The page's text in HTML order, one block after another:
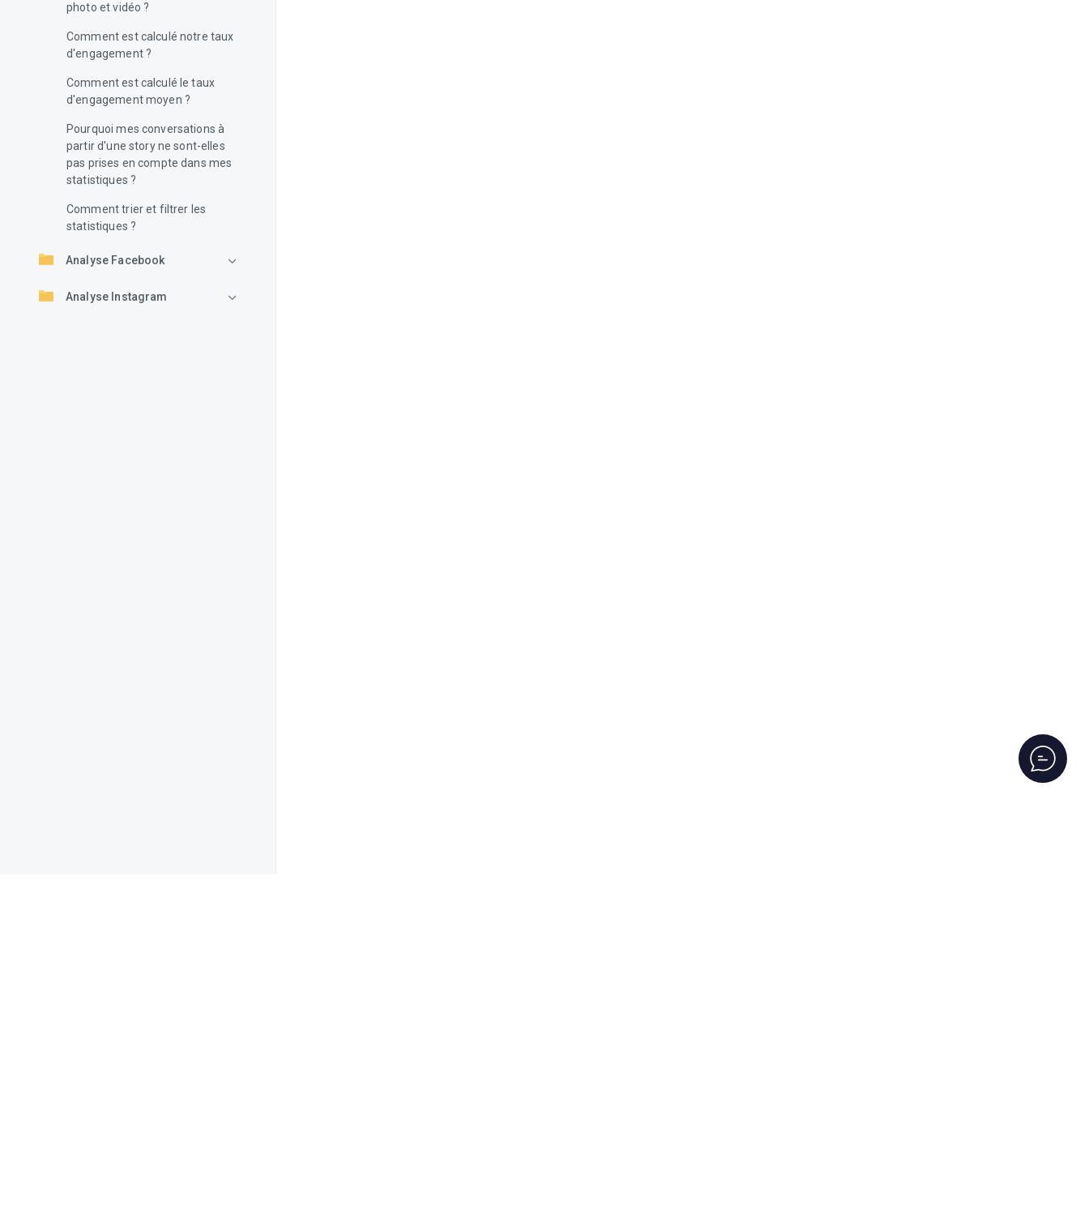
photo et vidéo ?
Comment est calculé notre taux
d'engagement ?
Comment est calculé le taux
d'engagement moyen ?
Pourquoi mes conversations à
partir d'une story ne sont-elles
pas prises en compte dans mes
statistiques ?
Comment trier et filtrer les
statistiques ?
Analyse Facebook
Analyse Instagram